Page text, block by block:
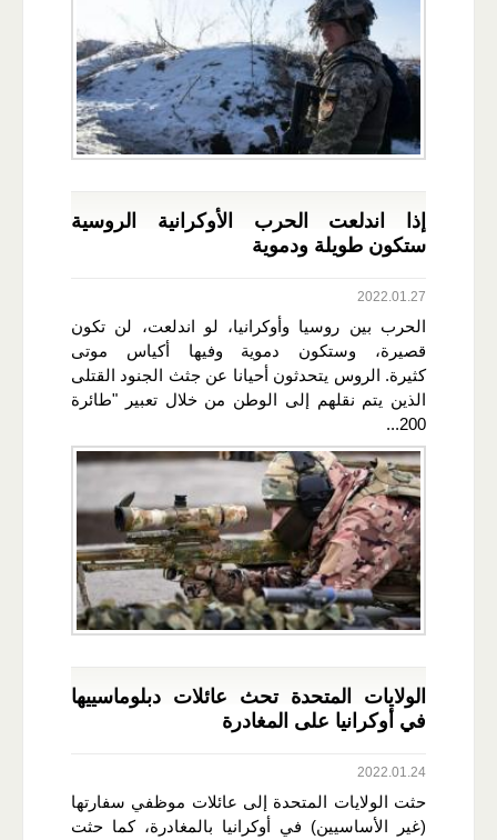
إذا اندلعت الحرب الأوكرانية الروسية
ستكون طويلة ودموية
2022.01.27
الحرب بين روسيا وأوكرانيا، لو اندلعت، لن تكون
قصيرة، وستكون دموية وفيها أكياس موتى
كثيرة. الروس يتحدثون أحيانا عن جثث الجنود القتلى
الذين يتم نقلهم إلى الوطن من خلال تعبير "طائرة
200...
الولايات المتحدة تحث عائلات دبلوماسييها
في أوكرانيا على المغادرة
2022.01.24
حثت الولايات المتحدة إلى عائلات موظفي سفارتها
(غير الأساسيين) في أوكرانيا بالمغادرة، كما حثت